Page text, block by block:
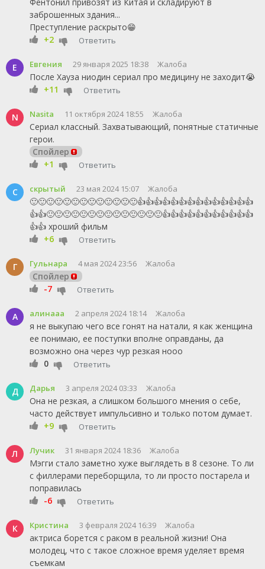
заброшенных здания...
Преступление раскрыто😁
+2
Ответить
Е Евгения 29 января 2025 18:38 Жалоба
После Хауза ниодин сериал про медицину не заходит😭
+11
Ответить
N Nasita 11 октября 2024 18:55 Жалоба
Сериал классный. Захватывающий, понятные статичные
герои.
Спойлер
+1
Ответить
С скрытый 23 мая 2024 15:07 Жалоба
🙂🙂🙂🙂🙂🙂🙂🙂🙂🙂🙂🙂🙂👍👍👍👍👍👍👍👍👍👍👍👍👍👍
👍👍🙂🙂🙂🙂🙂🙂🙂🙂🙂🙂🙂🙂🙂🙂👍👍👍👍👍👍👍👍👍👍👍
👍👍 хроший фильм
+6
Ответить
Г Гульнара 4 мая 2024 23:56 Жалоба
Спойлер
-7
Ответить
А алинааа 2 апреля 2024 18:14 Жалоба
я не выкупаю чего все гонят на натали, я как женщина
ее понимаю, ее поступки вполне оправданы, да
возможно она через чур резкая нооо
0
Ответить
Д Дарья 3 апреля 2024 03:33 Жалоба
Она не резкая, а слишком большого мнения о себе,
часто действует импульсивно и только потом думает.
+9
Ответить
Л Лучик 31 января 2024 18:36 Жалоба
Мэгги стало заметно хуже выглядеть в 8 сезоне. То ли
с филлерами переборщила, то ли просто постарела и
поправилась
-6
Ответить
К Кристина 3 февраля 2024 16:39 Жалоба
актриса борется с раком в реальной жизни! Она
молодец, что с такое сложное время уделяет время
съемкам